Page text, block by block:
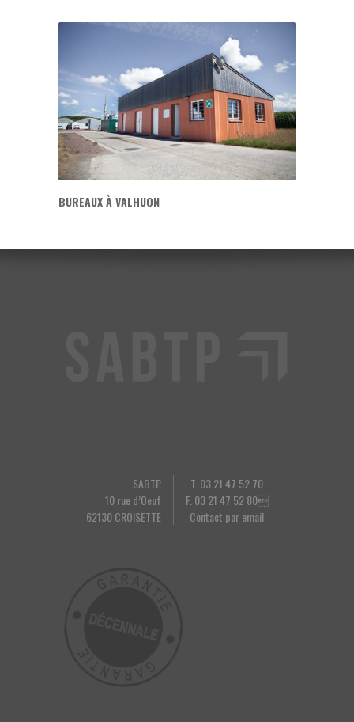
BUREAUX À VALHUON
SABTP
10 rue d’Oeuf
62130 CROISETTE
T. 03 21 47 52 70
F. 03 21 47 52 80
Contact par email